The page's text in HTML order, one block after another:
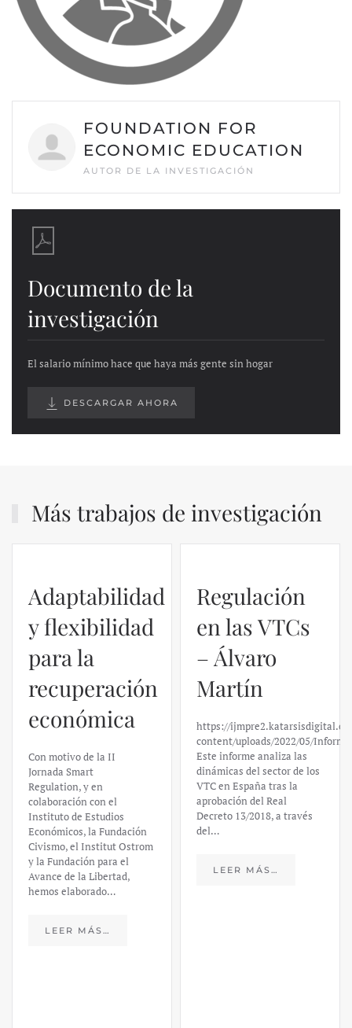
FOUNDATION FOR
ECONOMIC EDUCATION
AUTOR DE LA INVESTIGACIÓN
Documento de la
investigación
El salario mínimo hace que haya más gente sin hogar
DESCARGAR AHORA
Más trabajos de investigación
Adaptabilidad
y flexibilidad
para la
recuperación
económica
Con motivo de la II
Jornada Smart
Regulation, y en
colaboración con el
Instituto de Estudios
Económicos, la Fundación
Civismo, el Institut Ostrom
y la Fundación para el
Avance de la Libertad,
hemos elaborado…
LEER MÁS…
Regulación
en las VTCs
– Álvaro
Martín
https://
content/uploads/2022/05/
Este informe analiza las
dinámicas del sector de los
VTC en España tras la
aprobación del Real
Decreto 13/2018, a través
del…
LEER MÁS…